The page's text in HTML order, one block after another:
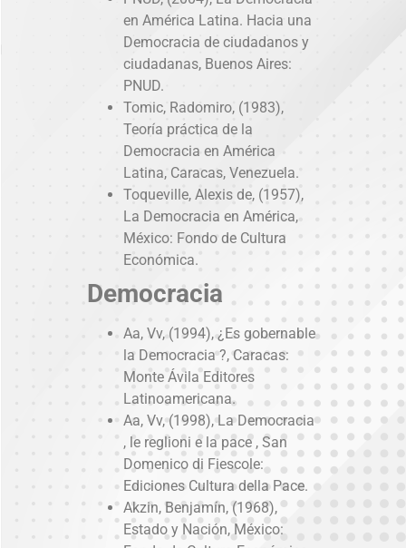
en América Latina. Hacia una
Democracia de ciudadanos y
ciudadanas, Buenos Aires:
PNUD.
Tomic, Radomiro, (1983),
Teoría práctica de la
Democracia en América
Latina, Caracas, Venezuela.
Toqueville, Alexis de, (1957),
La Democracia en América,
México: Fondo de Cultura
Económica.
Democracia
Aa, Vv, (1994), ¿Es gobernable
la Democracia ?, Caracas:
Monte Ávila Editores
Latinoamericana.
Aa, Vv, (1998), La Democracia
, le reglioni e la pace , San
Domenico di Fiescole:
Ediciones Cultura della Pace.
Akzin, Benjamín, (1968),
Estado y Nación, México: